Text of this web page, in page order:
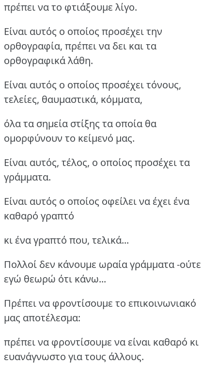
πρέπει να το φτιάξουμε λίγο.
Είναι αυτός ο οποίος προσέχει την
ορθογραφία, πρέπει να δει και τα
ορθογραφικά λάθη.
Είναι αυτός ο οποίος προσέχει τόνους,
τελείες, θαυμαστικά, κόμματα,
όλα τα σημεία στίξης τα οποία θα
ομορφύνουν το κείμενό μας.
Είναι αυτός, τέλος, ο οποίος προσέχει τα
γράμματα.
Είναι αυτός ο οποίος οφείλει να έχει ένα
καθαρό γραπτό
κι ένα γραπτό που, τελικά...
Πολλοί δεν κάνουμε ωραία γράμματα -ούτε
εγώ θεωρώ ότι κάνω...
Πρέπει να φροντίσουμε το επικοινωνιακό
μας αποτέλεσμα:
πρέπει να φροντίσουμε να είναι καθαρό κι
ευανάγνωστο για τους άλλους.